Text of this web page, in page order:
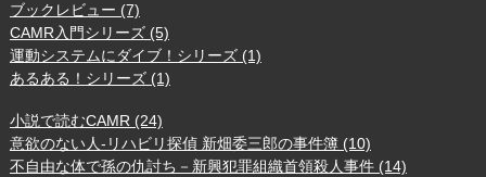
ブックレビュー (7)
CAMR入門シリーズ (5)
運動システムにダイブ！シリーズ (1)
あるある！シリーズ (1)
小説で読むCAMR (24)
意欲のない人-リハビリ探偵 新畑委三郎の事件簿 (10)
不自由な体で孫の仇討ち－新興犯罪組織首領殺人事件 (14)